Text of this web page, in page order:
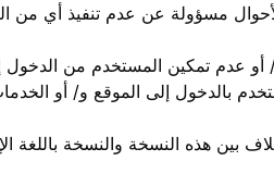
مسؤولة عن عدم تنفيذ أي من
عدم تمكين المستخدم من الدخول
بالدخول إلى الموقع و/ أو
بين هذه النسخة والنسخة باللغة